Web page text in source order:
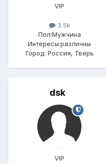
VIP
3.5k
Пол:Мужчина
Интересы:различны
Город: Россия, Тверь
dsk
VIP